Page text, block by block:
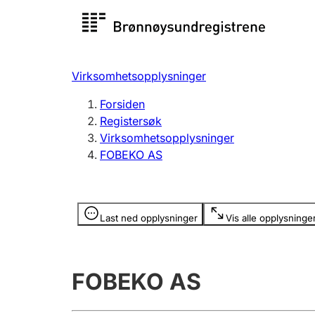
Registersøk
Registrere, endre, slette
Virksomhetsopplysninger
Forsiden
Registersøk
Virksomhetsopplysninger
FOBEKO AS
Last ned opplysninger Vis alle
Opplysninger er skjult
FOBEKO AS